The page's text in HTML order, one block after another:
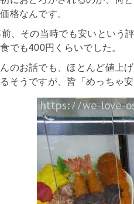
格なんです。
、その当時でも安いという
でも400円くらいでした。
のお話でも、ほとんど値上
そうですが、皆「めっちゃ